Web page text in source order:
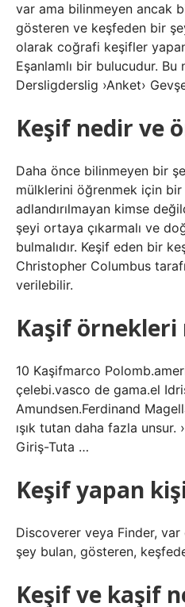
var ama bilinmeyen ancak
gösteren ve keşfeden bir
olarak coğrafi keşifler
Eşanlamlı bir bulucudur.
Dersligderslig ›Anket›
Keşif nedir ve
Daha önce bilinmeyen bir
mülklerini öğrenmek için
adlandırılmayan kimse
şeyi ortaya çıkarmalı ve
bulmalıdır. Keşif eden bir
Christopher Columbus
verilebilir.
Kaşif örnekleri
10 Kaşifmarco
çelebi.vasco de gama.el
Amundsen.Ferdinand
ışık tutan daha fazla unsur.
Giriş-Tuta …
Keşif yapan
Discoverer veya Finder,
şey bulan, gösteren,
Keşif ve kaşif